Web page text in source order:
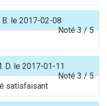
B. le 2017-02-08
Noté3/5
D. le 2017-01-11
Noté3/5
satisfaisant